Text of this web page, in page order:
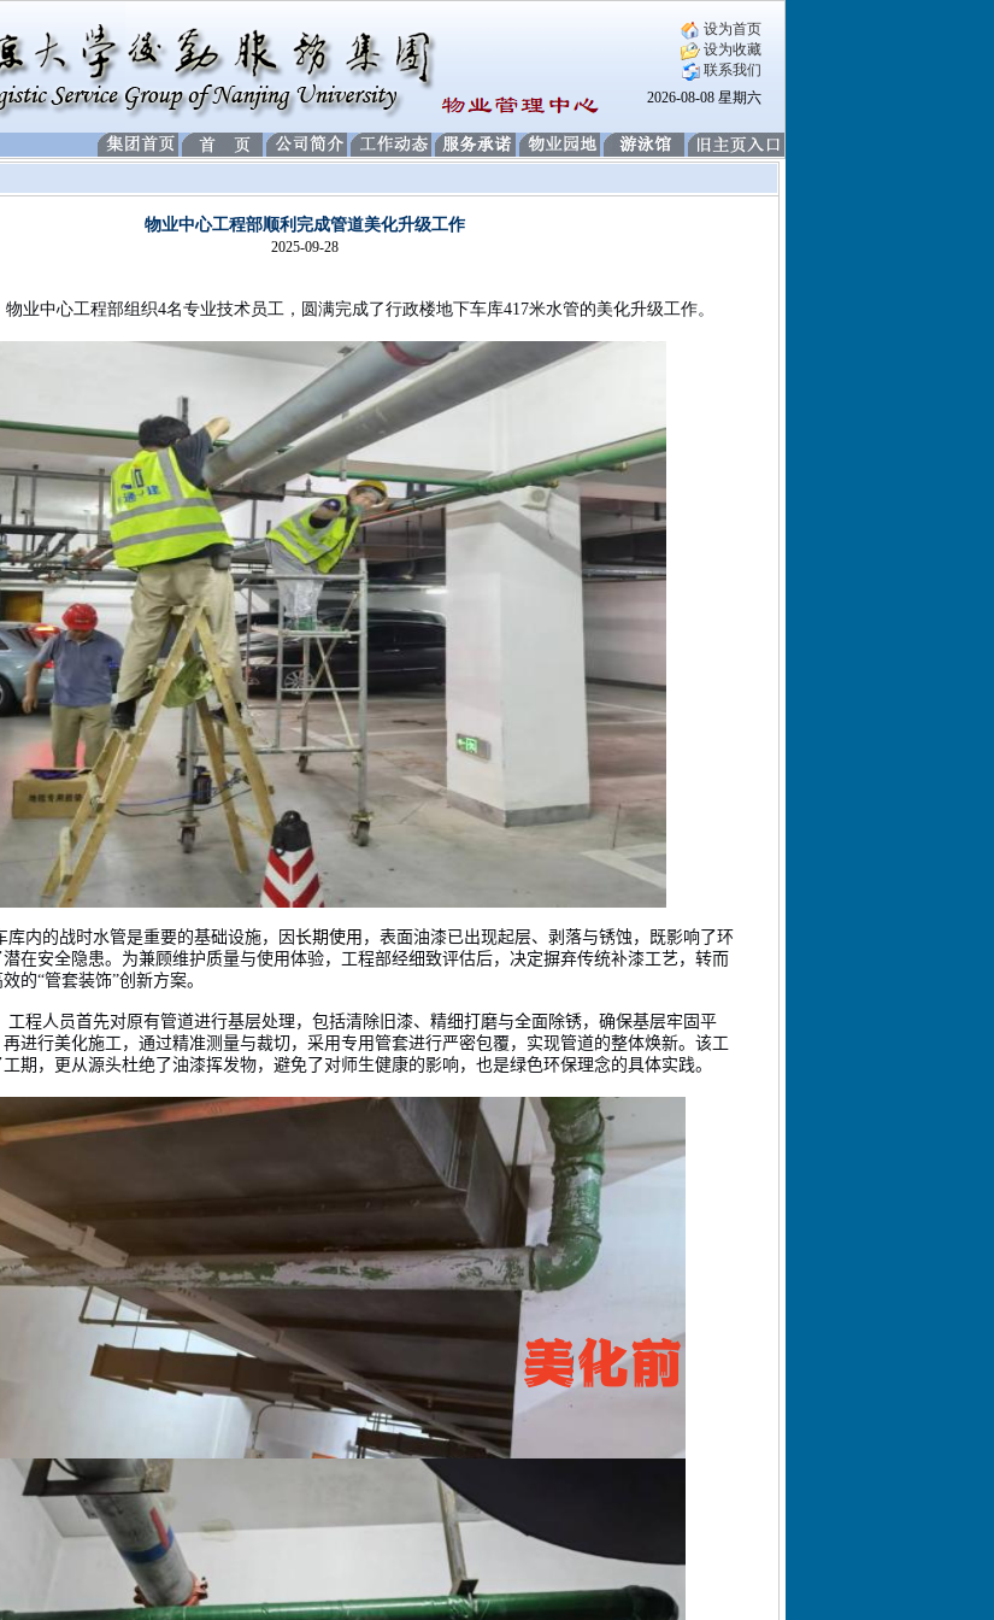
设为首页
设为收藏
联系我们
2026-08-08 星期六
物业中心工程部顺利完成管道美化升级工作
2025-09-28
物业中心工程部组织4名专业技术员工，圆满完成了行政楼地下车库417米水管的美化升级工作。
库内的战时水管是重要的基础设施，因长期使用 ，表面油漆已出现起层、剥落与锈蚀，既影响了环
在安全隐患。为兼顾维护质量与使用体验，工程部经细致评估后，决定摒弃传统补漆工艺，转而
的“管套装饰”创新方案。
工程人员首先对原有管道进行基层处理，包括清除旧漆、精细打磨与全面除锈，确保基层牢固平
进行美化施工，通过精准测量与裁切，采用专用管套进行严密包覆，实现管道的整体焕新。该工
期，更从源头杜绝了油漆挥发物，避免了对师生健康的影响， 也是绿色环保理念的具体实践。